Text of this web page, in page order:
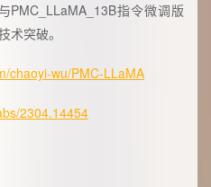
PMC_LLaMA_13B指令微调版
术突破。
chaoyi-wu/PMC-LLaMA
2304.14454